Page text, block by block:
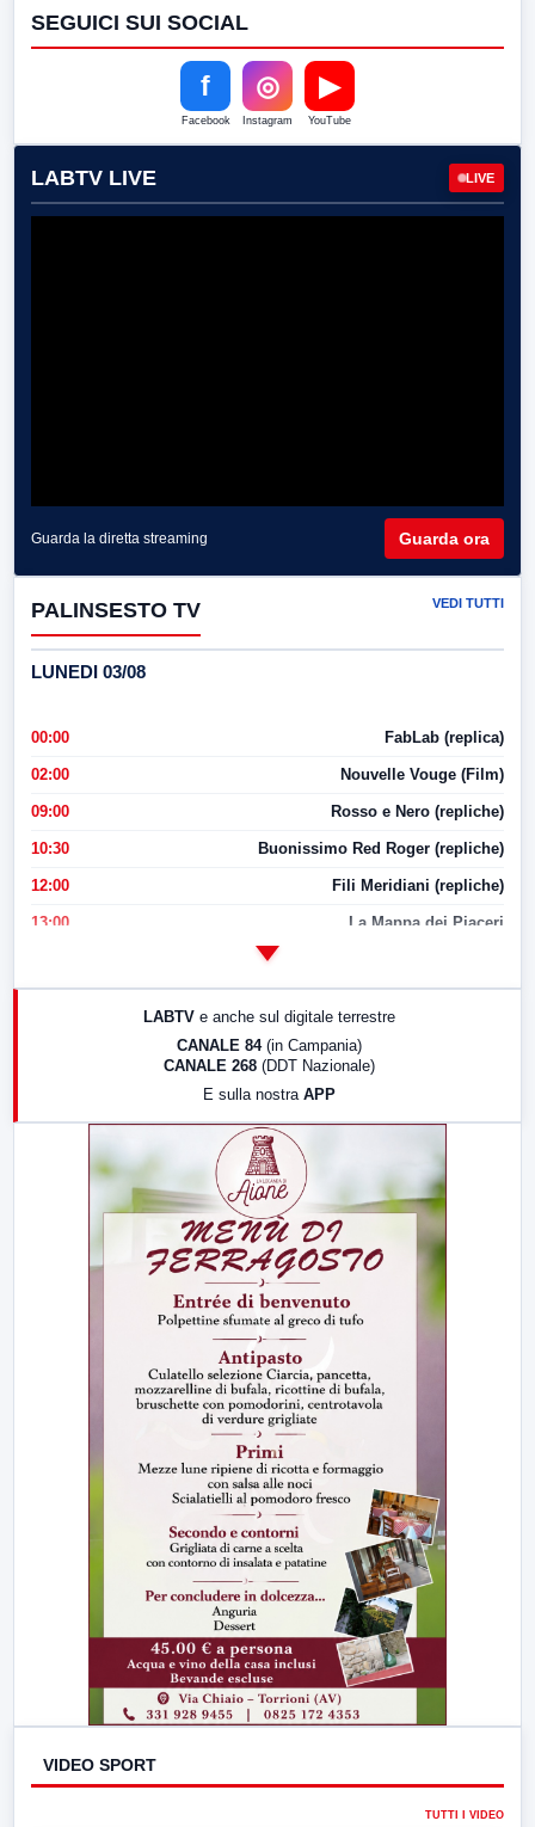
SEGUICI SUI SOCIAL
f
Facebook
◎
Instagram
▶
YouTube
LABTV LIVE LIVE
Guarda la diretta streaming Guarda ora
PALINSESTO TV VEDI TUTTI
LUNEDI 03/08
00:00 FabLab (replica)
02:00 Nouvelle Vouge (Film)
09:00 Rosso e Nero (repliche)
10:30 Buonissimo Red Roger (repliche)
12:00 Fili Meridiani (repliche)
13:00 La Mappa dei Piaceri
LABTV e anche sul digitale terrestre
CANALE 84 (in Campania)
CANALE 268 (DDT Nazionale)
E sulla nostra APP
VIDEO SPORT
TUTTI I VIDEO